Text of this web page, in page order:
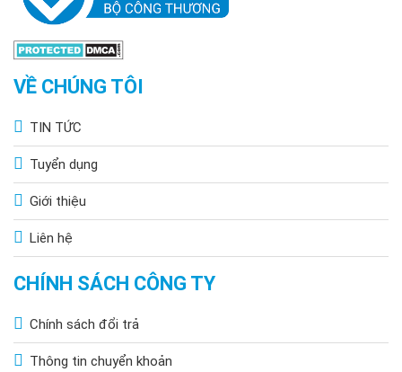
VỀ CHÚNG TÔI
TIN TỨC
Tuyển dụng
Giới thiệu
Liên hệ
CHÍNH SÁCH CÔNG TY
Chính sách đổi trả
Thông tin chuyển khoản